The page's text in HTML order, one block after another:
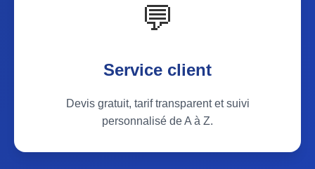
💬
Service client
Devis gratuit, tarif transparent et suivi
personnalisé de A à Z.